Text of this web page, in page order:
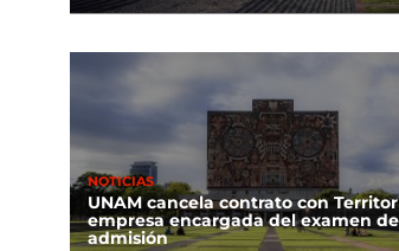
NOTICIAS
UNAM cancela contrato con
empresa encargada del examen de
admisión